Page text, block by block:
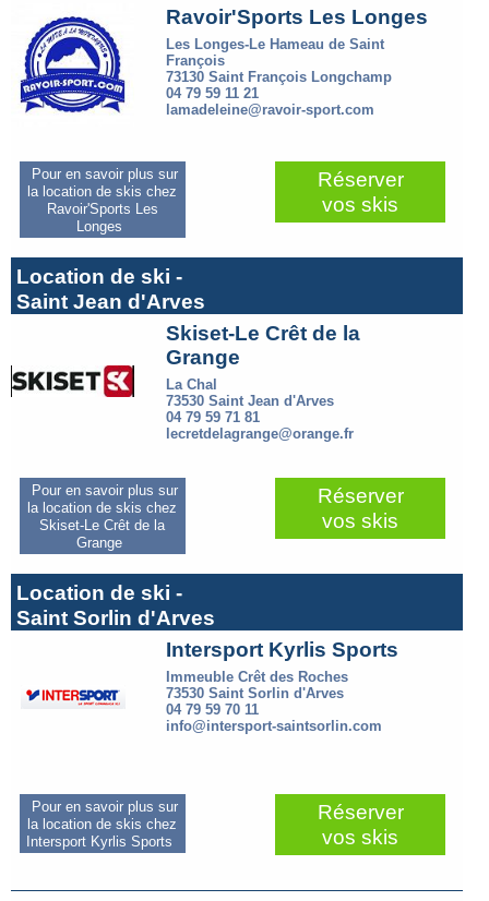
Ravoir'Sports Les Longes
Les Longes-Le Hameau de Saint
François
73130 Saint François Longchamp
04 79 59 11 21
lamadeleine@ravoir-sport.com
Pour en savoir plus sur
la location de skis chez
Ravoir'Sports Les
Longes
Réserver
vos skis
Location de ski -
Saint Jean d'Arves
Skiset-Le Crêt de la
Grange
La Chal
73530 Saint Jean d'Arves
04 79 59 71 81
lecretdelagrange@orange.fr
Pour en savoir plus sur
la location de skis chez
Skiset-Le Crêt de la
Grange
Réserver
vos skis
Location de ski -
Saint Sorlin d'Arves
Intersport Kyrlis Sports
Immeuble Crêt des Roches
73530 Saint Sorlin d'Arves
04 79 59 70 11
info@intersport-saintsorlin.com
Pour en savoir plus sur
la location de skis chez
Intersport Kyrlis Sports
Réserver
vos skis